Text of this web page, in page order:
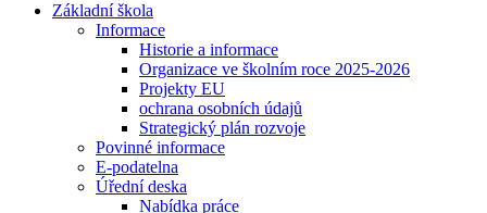
Základní škola
Informace
Historie a informace
Organizace ve školním roce 2025-2026
Projekty EU
ochrana osobních údajů
Strategický plán rozvoje
Povinné informace
E-podatelna
Úřední deska
Nabídka práce